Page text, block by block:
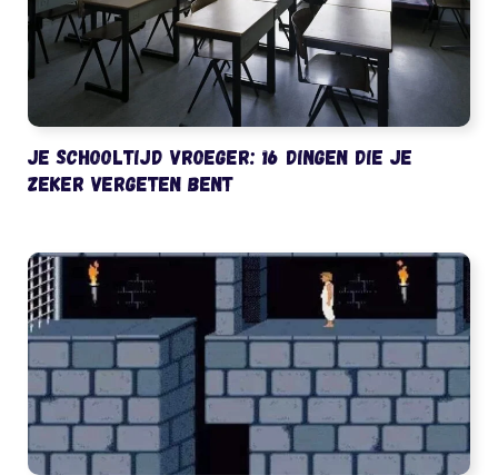
Je schooltijd vroeger: 16 dingen die je
zeker vergeten bent